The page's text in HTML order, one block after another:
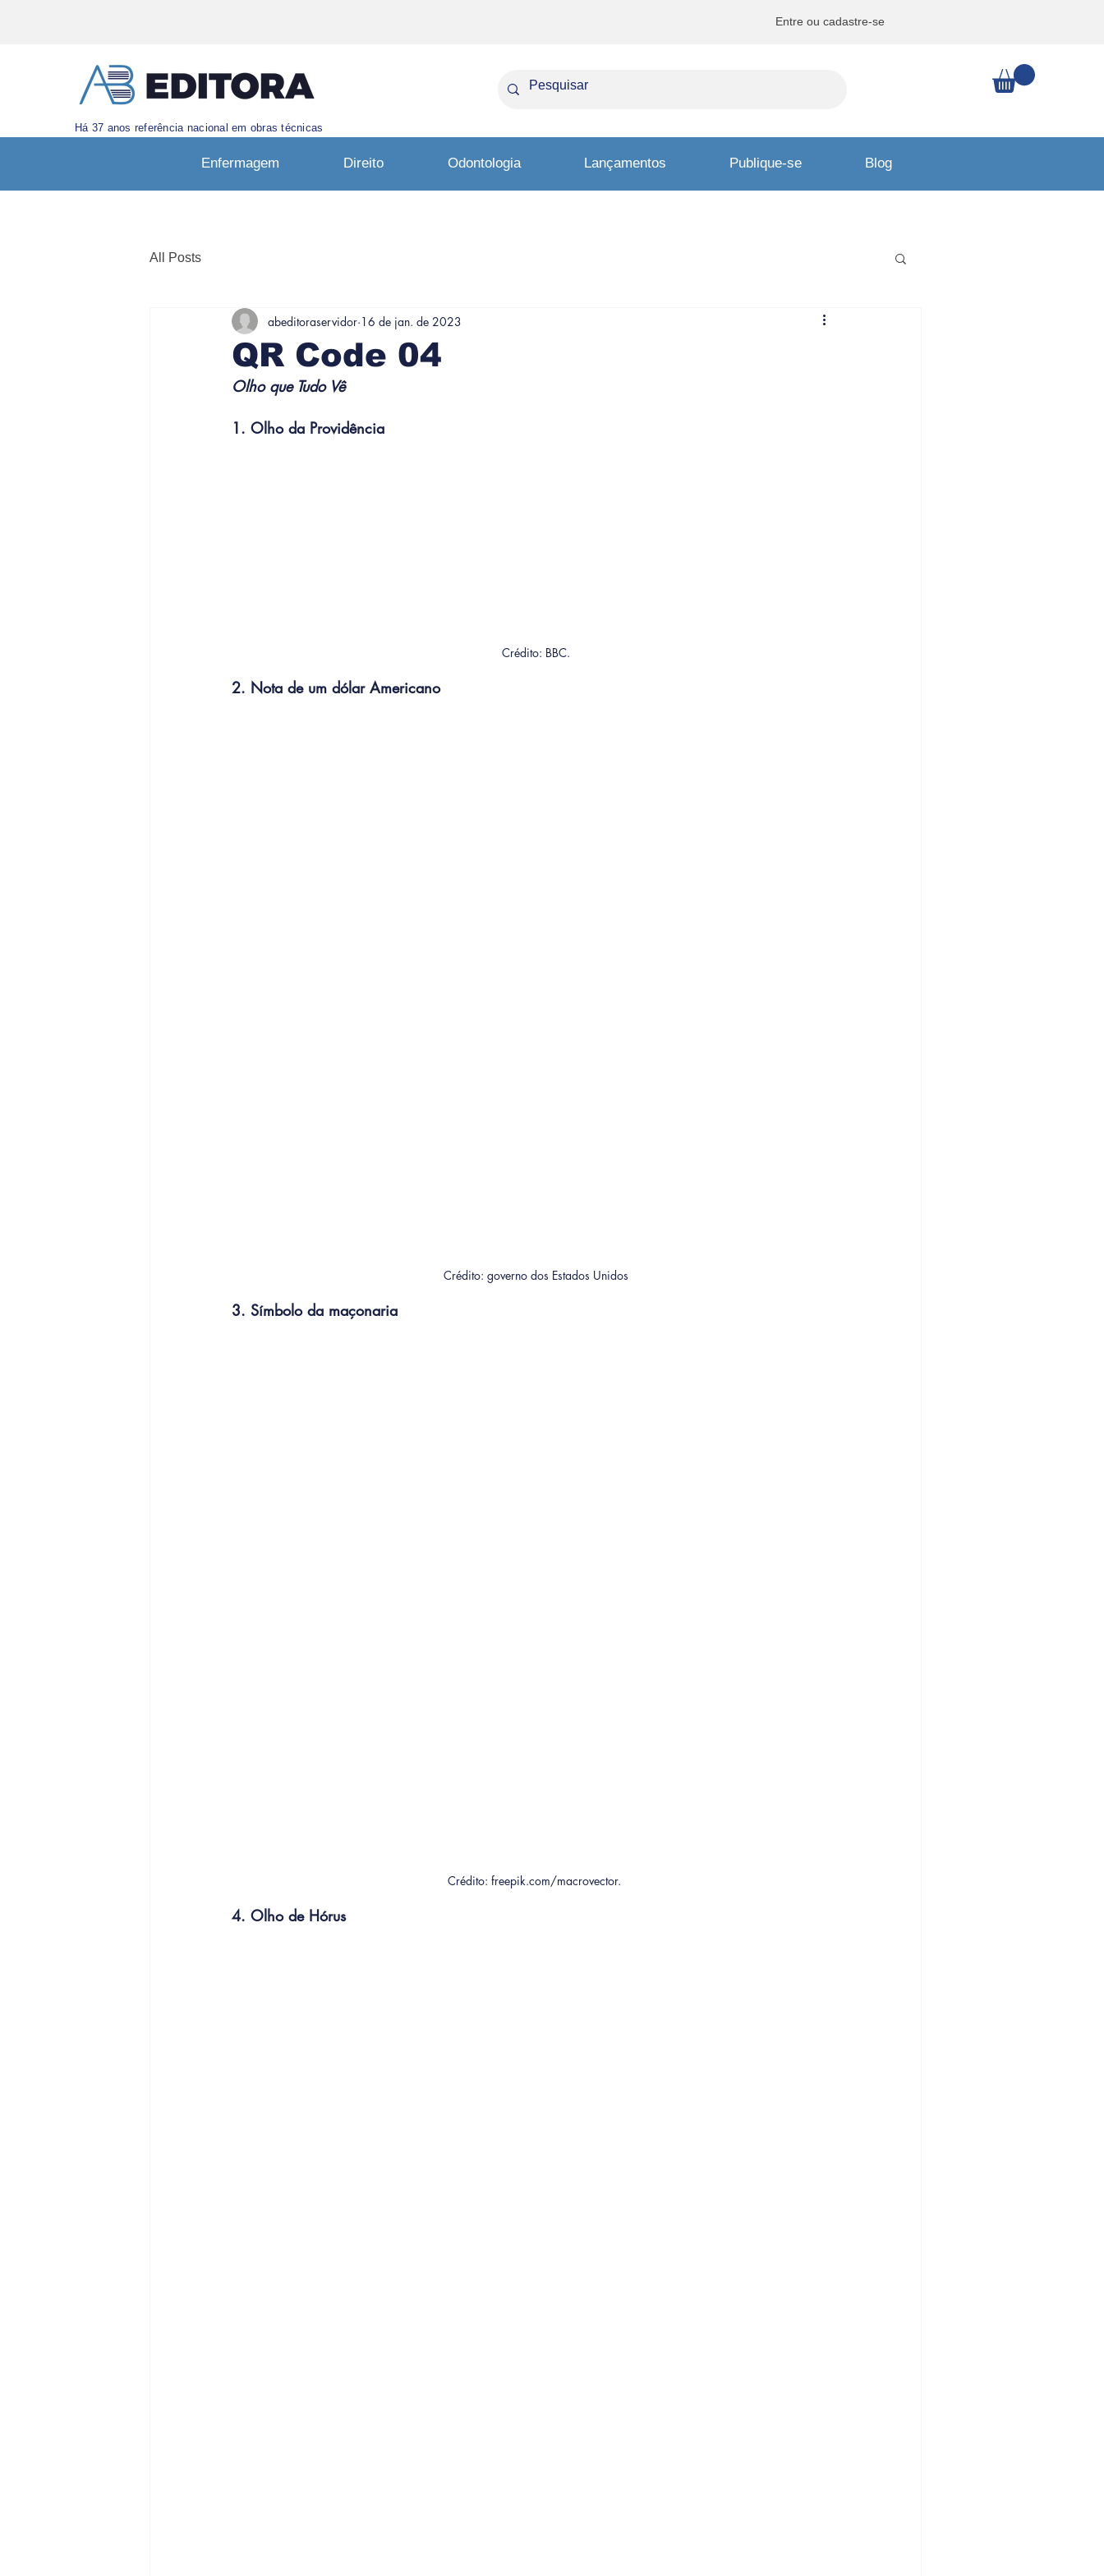
Entre ou cadastre-se
Há 37 anos referência nacional em obras técnicas
Enfermagem Direito Odontologia Lançamentos Publique-se Blog
All Posts
QR Code 04
abeditoraservidor 16 de jan. de 2023
Olho que Tudo Vê
1. Olho da Providência
Crédito: BBC.
2. Nota de um dólar Americano
Crédito: governo dos Estados Unidos
3. Símbolo da maçonaria
Crédito: freepik.com/macrovector.
4. Olho de Hórus